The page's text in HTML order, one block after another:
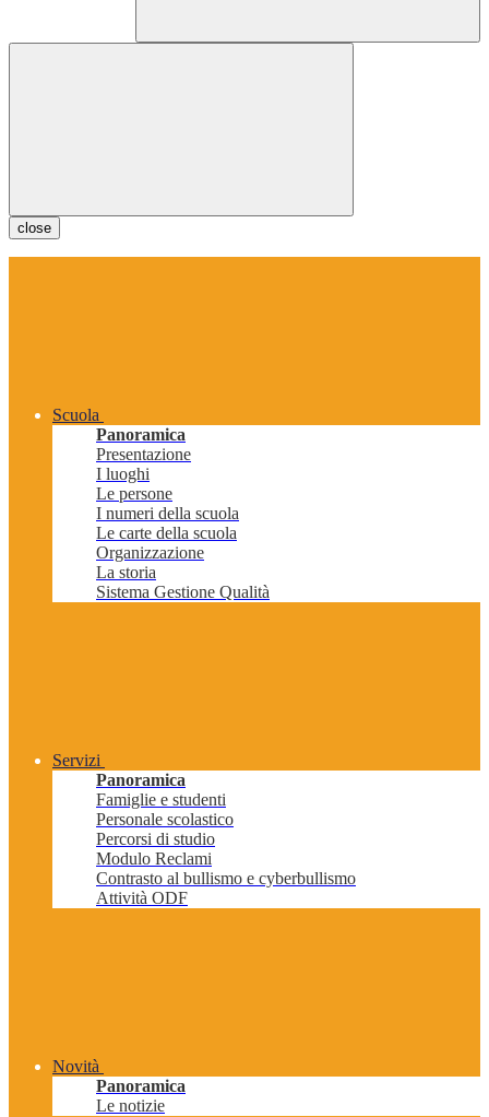
close
Scuola
Panoramica
Presentazione
I luoghi
Le persone
I numeri della scuola
Le carte della scuola
Organizzazione
La storia
Sistema Gestione Qualità
Servizi
Panoramica
Famiglie e studenti
Personale scolastico
Percorsi di studio
Modulo Reclami
Contrasto al bullismo e cyberbullismo
Attività ODF
Novità
Panoramica
Le notizie